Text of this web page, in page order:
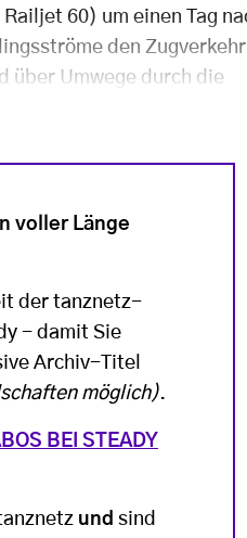
60) um einen Tag
den Zugverkehr
über Umwege durch die
voller Länge
der tanznetz-
- damit Sie
Archiv-Titel
möglich).
BEI STEADY
und sind